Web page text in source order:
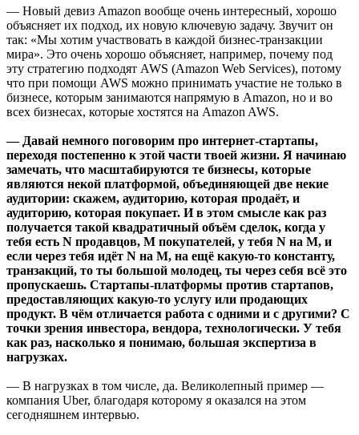
— Новый девиз Amazon вообще очень интересный, хорошо
объясняет их подход, их новую ключевую задачу. Звучит он
так: «Мы хотим участвовать в каждой бизнес-транзакции
мира». Это очень хорошо объясняет, например, почему под
эту стратегию подходят AWS (Amazon Web Services), потому
что при помощи AWS можно принимать участие не только в
бизнесе, которым занимаются напрямую в Amazon, но и во
всех бизнесах, которые хостятся на Amazon AWS.
— Давай немного поговорим про интернет-стартапы,
переходя постепенно к этой части твоей жизни. Я начинаю
замечать, что масштабируются те бизнесы, которые
являются некой платформой, объединяющей две некие
аудитории: скажем, аудиторию, которая продаёт, и
аудиторию, которая покупает. И в этом смысле как раз
получается такой квадратичный объём сделок, когда у
тебя есть N продавцов, M покупателей, у тебя N на M, и
если через тебя идёт N на M, на ещё какую-то константу,
транзакций, то ты большой молодец, ты через себя всё это
пропускаешь. Стартапы-платформы против стартапов,
предоставляющих какую-то услугу или продающих
продукт. В чём отличается работа с одними и с другими? С
точки зрения инвестора, вендора, технологически. У тебя
как раз, насколько я понимаю, большая экспертиза в
нагрузках.
— В нагрузках в том числе, да. Великолепный пример —
компания Uber, благодаря которому я оказался на этом
сегодняшнем интервью.